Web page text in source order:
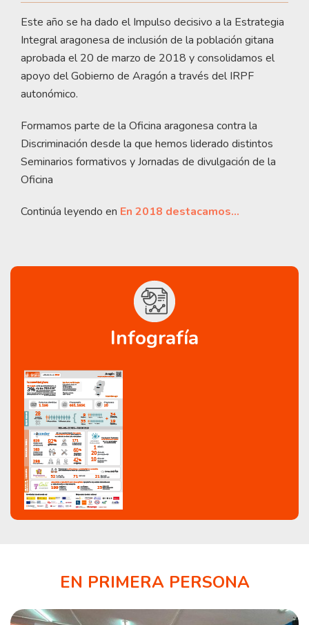
Este año se ha dado el Impulso decisivo a la Estrategia
Integral aragonesa de inclusión de la población gitana
aprobada el 20 de marzo de 2018 y consolidamos el
apoyo del Gobierno de Aragón a través del IRPF
autonómico.
Formamos parte de la Oficina aragonesa contra la
Discriminación desde la que hemos liderado distintos
Seminarios formativos y Jornadas de divulgación de la
Oficina
Continúa leyendo en En 2018 destacamos…
Infografía
EN PRIMERA PERSONA